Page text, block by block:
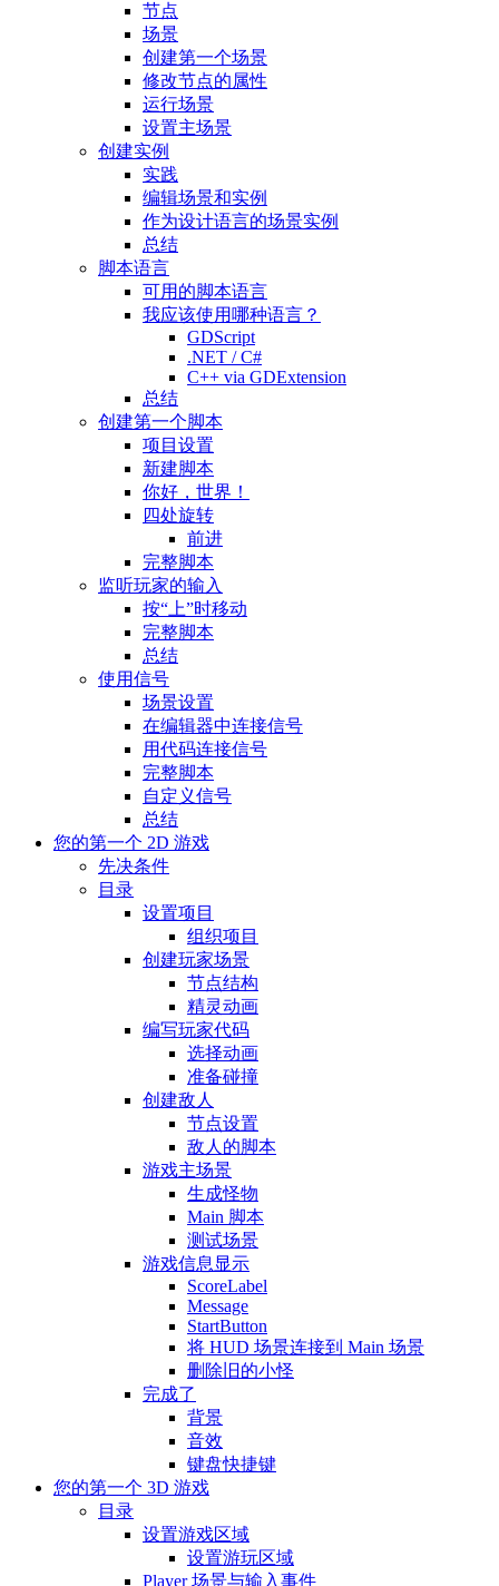
节点
场景
创建第一个场景
修改节点的属性
运行场景
设置主场景
创建实例
实践
编辑场景和实例
作为设计语言的场景实例
总结
脚本语言
可用的脚本语言
我应该使用哪种语言？
GDScript
.NET / C#
C++ via GDExtension
总结
创建第一个脚本
项目设置
新建脚本
你好，世界！
四处旋转
前进
完整脚本
监听玩家的输入
按“上”时移动
完整脚本
总结
使用信号
场景设置
在编辑器中连接信号
用代码连接信号
完整脚本
自定义信号
总结
您的第一个 2D 游戏
先决条件
目录
设置项目
组织项目
创建玩家场景
节点结构
精灵动画
编写玩家代码
选择动画
准备碰撞
创建敌人
节点设置
敌人的脚本
游戏主场景
生成怪物
Main 脚本
测试场景
游戏信息显示
ScoreLabel
Message
StartButton
将 HUD 场景连接到 Main 场景
删除旧的小怪
完成了
背景
音效
键盘快捷键
您的第一个 3D 游戏
目录
设置游戏区域
设置游玩区域
Player 场景与输入事件